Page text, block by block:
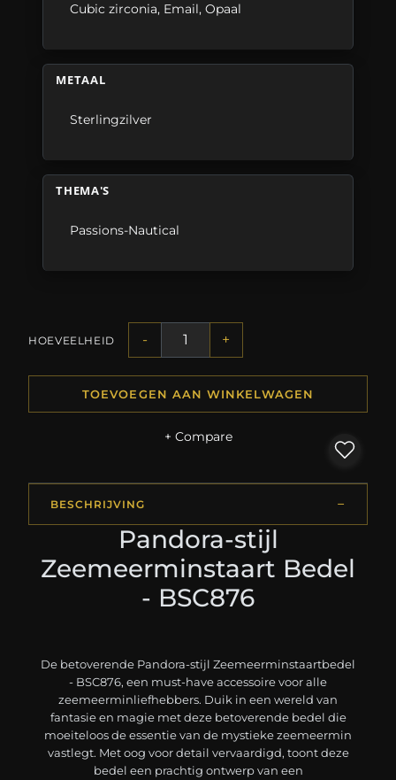
Cubic zirconia, Email,Opaal
METAAL
Sterlingzilver
THEMA'S
Passions-Nautical
HOEVEELHEID - +
TOEVOEGEN AAN WINKELWAGEN
+ Compare
BESCHRIJVING
Pandora-stijl
Zeemeerminstaart Bedel
- BSC876
De betoverende Pandora-stijl Zeemeerminstaartbedel
- BSC876, een must-have accessoire voor alle
zeemeerminliefhebbers. Duik in een wereld van
fantasie en magie met deze betoverende bedel die
moeiteloos de essentie van de mystieke zeemeermin
vastlegt. Met oog voor detail vervaardigd, toont deze
bedel een prachtig ontwerp van een